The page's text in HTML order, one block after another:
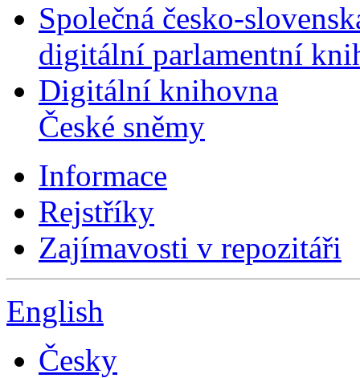
Společná česko-
digitální parlamentní
Digitální knihovna
České sněmy
Informace
Rejstříky
Zajímavosti v repozitáři
English
Česky